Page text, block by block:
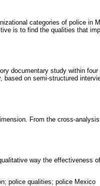
categories of police in
is to find the qualities that
documentary study within
on semi-structured
From the cross-
way the effectiveness
police qualities; police Mexico